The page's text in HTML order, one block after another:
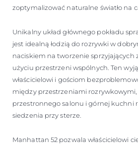
zoptymalizować naturalne światło na
Unikalny układ głównego pokładu
jest idealną łodzią do rozrywki w
naciskiem na tworzenie sprzyjających
użyciu przestrzeni wspólnych. Ten
właścicielowi i gościom
między przestrzeniami rozrywkowymi,
przestronnego salonu i górnej kuchni
siedzenia przy sterze.
Manhattan 52 pozwala właścicielowi